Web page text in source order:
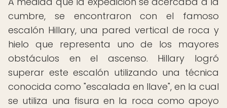
cumbre, se encontraron con el famoso
escalón Hillary, una pared vertical de roca y
hielo que representa uno de los mayores
obstáculos en el ascenso. Hillary logró
superar este escalón utilizando una técnica
conocida como "escalada en llave", en la cual
se utiliza una fisura en la roca como apoyo